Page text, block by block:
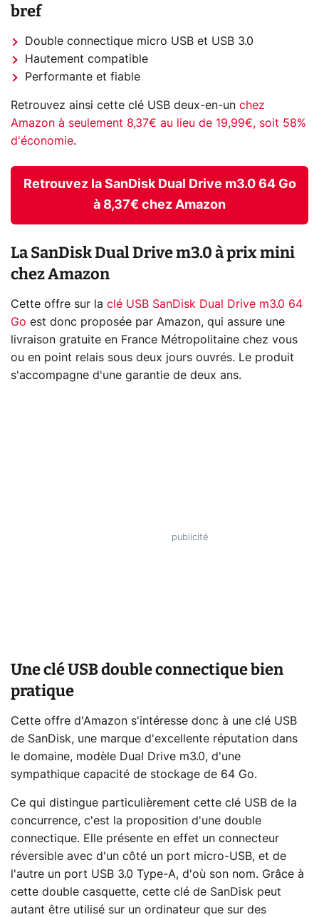
bref
Double connectique micro USB et USB 3.0
Hautement compatible
Performante et fiable
Retrouvez ainsi cette clé USB deux-en-un chez
Amazon à seulement 8,37€ au lieu de 19,99€, soit 58%
d'économie.
Retrouvez la SanDisk Dual Drive m3.0 64 Go
à 8,37€ chez Amazon
La SanDisk Dual Drive m3.0 à prix mini
chez Amazon
Cette offre sur la clé USB SanDisk Dual Drive m3.0 64
Go est donc proposée par Amazon, qui assure une
livraison gratuite en France Métropolitaine chez vous
ou en point relais sous deux jours ouvrés. Le produit
s'accompagne d'une garantie de deux ans.
Une clé USB double connectique bien
pratique
Cette offre d'Amazon s'intéresse donc à une clé USB
de SanDisk, une marque d'excellente réputation dans
le domaine, modèle Dual Drive m3.0, d'une
sympathique capacité de stockage de 64 Go.
Ce qui distingue particulièrement cette clé USB de la
concurrence, c'est la proposition d'une double
connectique. Elle présente en effet un connecteur
réversible avec d'un côté un port micro-USB, et de
l'autre un port USB 3.0 Type-A, d'où son nom. Grâce à
cette double casquette, cette clé de SanDisk peut
autant être utilisé sur un ordinateur que sur des